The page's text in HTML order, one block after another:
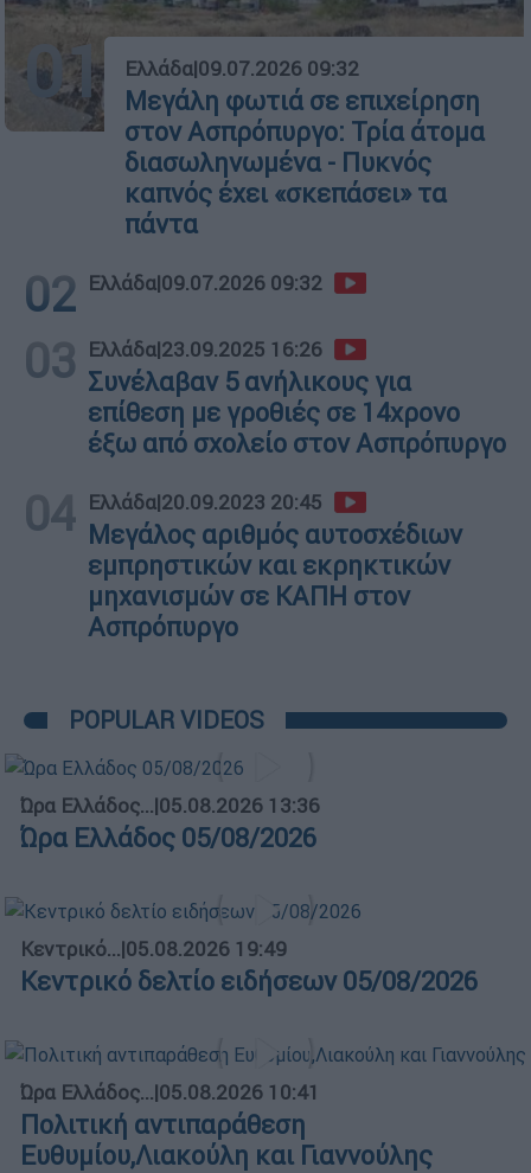
01 Ελλάδα|09.07.2026 09:32
Μεγάλη φωτιά σε επιχείρηση
στον Ασπρόπυργο: Τρία άτομα
διασωληνωμένα - Πυκνός
καπνός έχει «σκεπάσει» τα
πάντα
02 Ελλάδα|09.07.2026 09:32
03 Ελλάδα|23.09.2025 16:26
Συνέλαβαν 5 ανήλικους για
επίθεση με γροθιές σε 14χρονο
έξω από σχολείο στον Ασπρόπυργο
04 Ελλάδα|20.09.2023 20:45
Μεγάλος αριθμός αυτοσχέδιων
εμπρηστικών και εκρηκτικών
μηχανισμών σε ΚΑΠΗ στον
Ασπρόπυργο
POPULAR VIDEOS
Ώρα Ελλάδος...|05.08.2026 13:36
Ώρα Ελλάδος 05/08/2026
Κεντρικό...|05.08.2026 19:49
Κεντρικό δελτίο ειδήσεων 05/08/2026
Ώρα Ελλάδος...|05.08.2026 10:41
Πολιτική αντιπαράθεση
Ευθυμίου,Λιακούλη και Γιαννούλης